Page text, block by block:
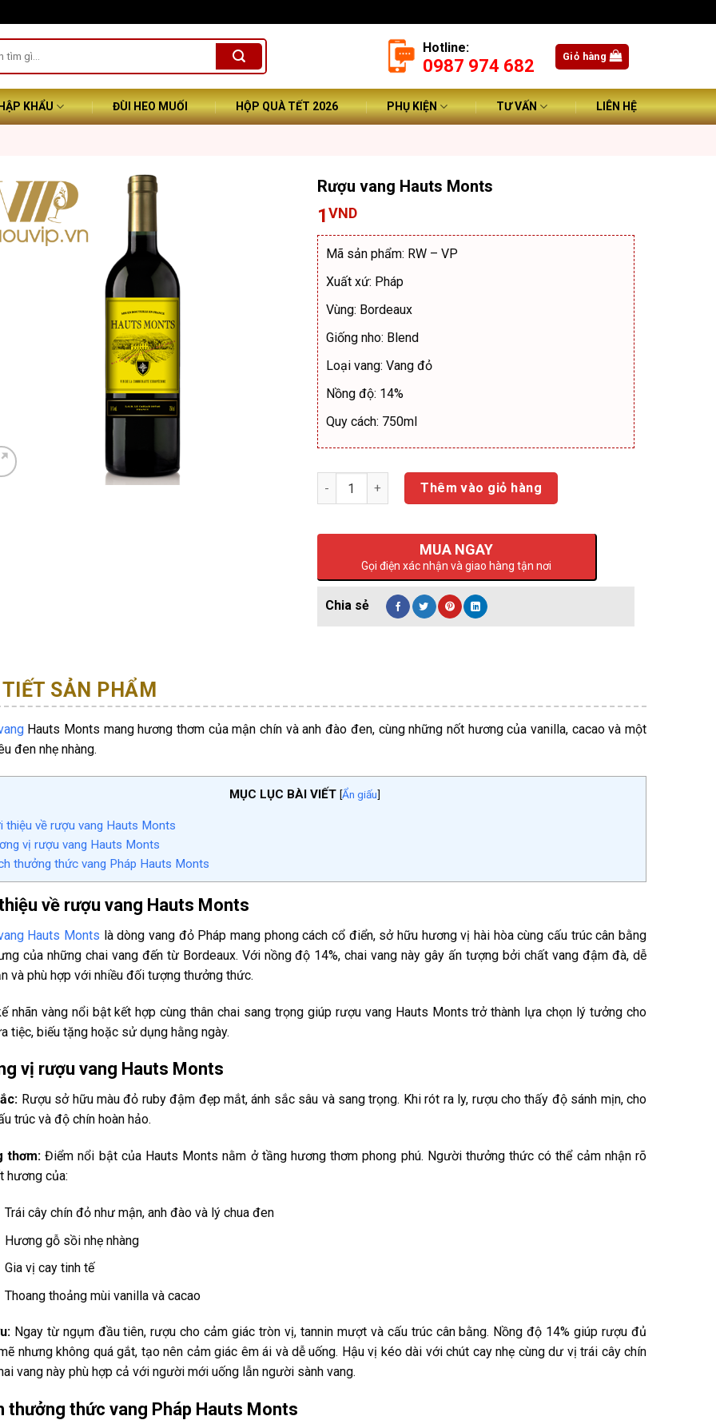
Hotline:
0987 974 682 Giỏ hàng
KHẨU ĐÙI HEO MUỐI HỘP QUÀ TẾT 2026 PHỤ KIỆN TƯ VẤN LIÊN HỆ
Rượu vang Hauts Monts
1VND
Mã sản phẩm: RW – VP
Xuất xứ: Pháp
Vùng: Bordeaux
Giống nho: Blend
Loại vang: Vang đỏ
Nồng độ: 14%
Quy cách: 750ml
Số lượng Thêm vào giỏ hàng
MUA NGAY
Gọi điện xác nhận và giao hàng tận nơi
SẢN PHẨM
Hauts Monts mang hương thơm của mận chín và anh đào đen, cùng những nốt hương của vanilla, cacao và một
đen nhẹ nhàng.
MỤC LỤC BÀI VIẾT [Ẩn giấu]
thiệu về rượu vang Hauts Monts
vị rượu vang Hauts Monts
thưởng thức vang Pháp Hauts Monts
về rượu vang Hauts Monts
Hauts Monts là dòng vang đỏ Pháp mang phong cách cổ điển, sở hữu hương vị hài hòa cùng cấu trúc cân bằng
của những chai vang đến từ Bordeaux. Với nồng độ 14%, chai vang này gây ấn tượng bởi chất vang đậm đà, dễ
và phù hợp với nhiều đối tượng thưởng thức.
nhãn vàng nổi bật kết hợp cùng thân chai sang trọng giúp rượu vang Hauts Monts trở thành lựa chọn lý tưởng cho
tiệc, biếu tặng hoặc sử dụng hằng ngày.
vị rượu vang Hauts Monts
Rượu sở hữu màu đỏ ruby đậm đẹp mắt, ánh sắc sâu và sang trọng. Khi rót ra ly, rượu cho thấy độ sánh mịn, cho
trúc và độ chín hoàn hảo.
thơm: Điểm nổi bật của Hauts Monts nằm ở tầng hương thơm phong phú. Người thưởng thức có thể cảm nhận rõ
hương của:
Trái cây chín đỏ như mận, anh đào và lý chua đen
Hương gỗ sồi nhẹ nhàng
Gia vị cay tinh tế
Thoang thoảng mùi vanilla và cacao
Ngay từ ngụm đầu tiên, rượu cho cảm giác tròn vị, tannin mượt và cấu trúc cân bằng. Nồng độ 14% giúp rượu đủ
nhưng không quá gắt, tạo nên cảm giác êm ái và dễ uống. Hậu vị kéo dài với chút cay nhẹ cùng dư vị trái cây chín
vang này phù hợp cả với người mới uống lẫn người sành vang.
thưởng thức vang Pháp Hauts Monts